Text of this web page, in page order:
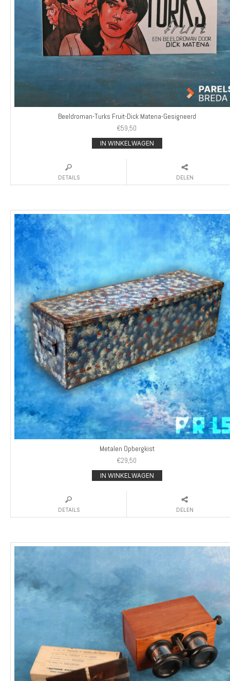
Beeldroman-Turks Fruit-Dick Matena-Gesigneerd
€59,50
IN WINKELWAGEN
DETAILS DELEN
Metalen Opbergkist
€29,50
IN WINKELWAGEN
DETAILS DELEN